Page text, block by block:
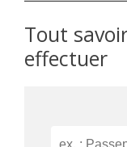
Tout
effectuer